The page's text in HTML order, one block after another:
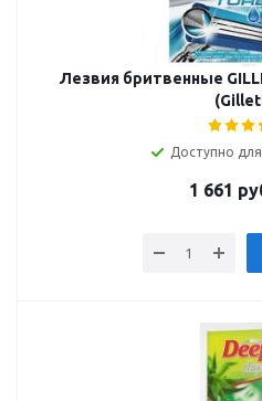
Лезвия бритвенные
Доступно для
1 661